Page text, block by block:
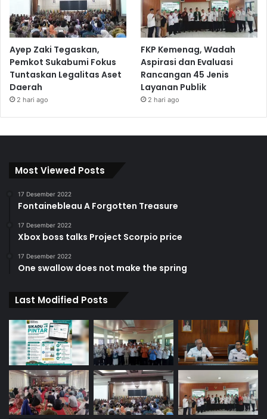
Ayep Zaki Tegaskan,
Pemkot Sukabumi Fokus
Tuntaskan Legalitas Aset
Daerah
2 hari ago
FKP Kemenag, Wadah
Aspirasi dan Evaluasi
Rancangan 45 Jenis
Layanan Publik
2 hari ago
Most Viewed Posts
17 Desember 2022
Fontainebleau A Forgotten Treasure
17 Desember 2022
Xbox boss talks Project Scorpio price
17 Desember 2022
One swallow does not make the spring
Last Modified Posts